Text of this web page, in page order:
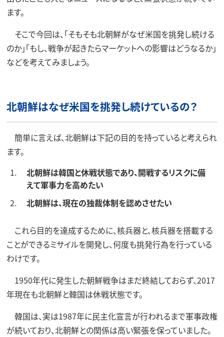
ます。
そこで今回は、「そもそも北朝鮮がなぜ米国を挑発し続ける
のか」「もし、戦争が起きたらマーケットへの影響はどうなるか」
などを考えてみましょう。
北朝鮮はなぜ米国を挑発し続けているの？
簡単に言えば、北朝鮮は下記の目的を持っていると考えられ
ます。
北朝鮮は韓国と休戦状態であり、開戦するリスクに備
えて軍事力を高めたい
北朝鮮は、現在の独裁体制を認めさせたい
これら目的を達成するために、核兵器と、核兵器を搭載する
ことができるミサイルを開発し、何度も挑発行為を行っている
わけです。
1950年代に発生した朝鮮戦争はまだ終結しておらず、2017
年現在も北朝鮮と韓国は休戦状態です。
韓国は、実は1987年に民主化宣言が行われるまで軍事政権
が続いており、北朝鮮との関係は高い緊張を保っていました。